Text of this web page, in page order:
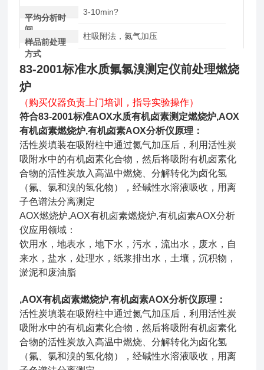
平均分析时
间
3-10min?
样品前处理
方式
柱吸附法，氮气加压
83-2001标准水质氟氯溴测定仪前处理燃烧
炉
（购买仪器负责上门培训，指导实验操作）
符合83-2001标准AOX水质有机卤素测定燃烧炉,AOX
有机卤素燃烧炉,有机卤素AOX分析仪原理：
活性炭填装在吸附柱中通过氮气加压后，利用活性炭
吸附水中的有机卤素化合物，然后将吸附有机卤素化
合物的活性炭放入高温中燃烧、分解转化为卤化氢
（氟、氯和溴的氢化物），经碱性水溶液吸收，用离
子色谱法分离测定
AOX燃烧炉,AOX有机卤素燃烧炉,有机卤素AOX分析
仪应用领域：
饮用水，地表水，地下水，污水，流出水，废水，自
来水，盐水，处理水，纸浆排出水，土壤，沉积物，
淤泥和废油脂
,AOX有机卤素燃烧炉,有机卤素AOX分析仪原理：
活性炭填装在吸附柱中通过氮气加压后，利用活性炭
吸附水中的有机卤素化合物，然后将吸附有机卤素化
合物的活性炭放入高温中燃烧、分解转化为卤化氢
（氟、氯和溴的氢化物），经碱性水溶液吸收，用离